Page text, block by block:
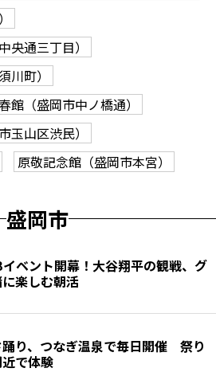
央通三丁目）
川町）
館（盛岡市中ノ橋通）
玉山区渋民）
原敬記念館（盛岡市本宮）
盛岡市
ベント開幕！大谷翔平の観戦、グ
楽しむ朝活
り、つなぎ温泉で毎日開催 祭り
で体験